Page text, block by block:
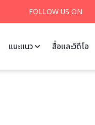
FOLLOW US ON
แนะแนว สื่อและวิดีโอ